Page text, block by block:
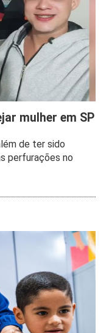
mulher em SP
de ter sido
perfurações no